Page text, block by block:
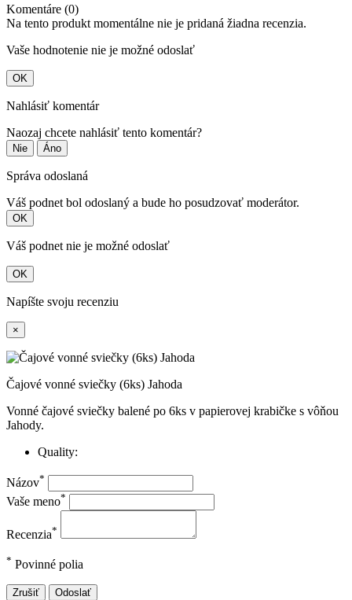
Komentáre (0)
Na tento produkt momentálne nie je pridaná žiadna recenzia.
Vaše hodnotenie nie je možné odoslať
OK
Nahlásiť komentár
Naozaj chcete nahlásiť tento komentár?
Nie Áno
Správa odoslaná
Váš podnet bol odoslaný a bude ho posudzovať moderátor.
OK
Váš podnet nie je možné odoslať
OK
Napíšte svoju recenziu
×
Čajové vonné sviečky (6ks) Jahoda
Vonné čajové sviečky balené po 6ks v papierovej krabičke s vôňou
Jahody.
Quality:
Názov*
Vaše meno*
Recenzia*
* Povinné polia
Zrušiť Odoslať